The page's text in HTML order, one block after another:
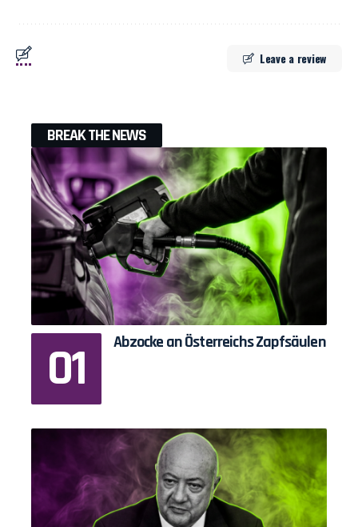
Leave a review
BREAK THE NEWS
Abzocke an Österreichs Zapfsäulen